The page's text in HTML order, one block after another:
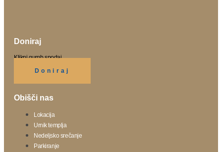
Doniraj
Klikni gumb spodaj.
Doniraj
Obišči nas
Lokacija
Urnik templja
Nedeljsko srečanje
Parkiranje